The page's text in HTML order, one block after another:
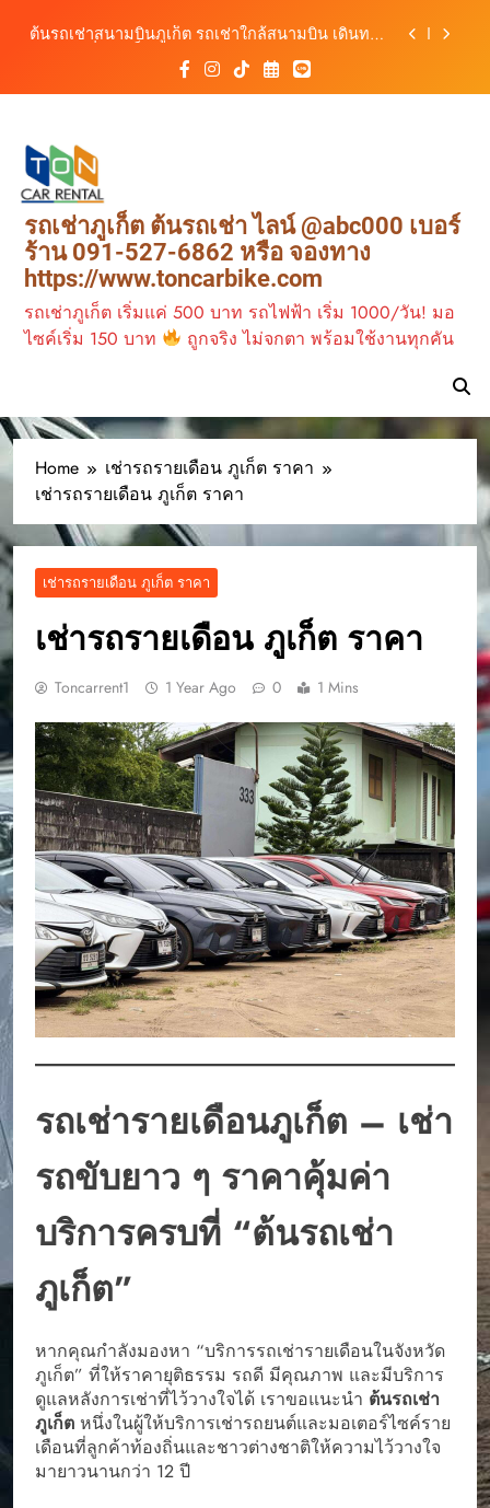
รถเช่าภูเก็ต มอเตอร์ไซค์ ทางเลือกเดินทางง่าย เที่ยว
ต้นรถเช่าภูเก็ต รถเช่าราคาคุ้ม ใกล้สนามบิน มีรถให้
เลือกหลากหลาย พร้อมบริการ 24 ชั่วโมง
ต้นรถเช่าภูเก็ตอธิบายให้เข้าใจง่าย
ต้นรถเช่าสนามบินภูเก็ต รถเช่าใกล้สนามบิน เดินทาง
สะดวก เที่ยวภูเก็ตได้อย่างอิสระ
รถเช่าภูเก็ต มอเตอร์ไซค์ ทางเลือกเดินทางง่าย เที่ยว
ภูเก็ตคล่องตัว กับต้นรถเช่าภูเก็ต
ต้นรถเช่าภูเก็ต รถเช่าราคาคุ้ม ใกล้สนามบิน มีรถให้
เลือกหลากหลาย พร้อมบริการ 24 ชั่วโมง
รถเช่าภูเก็ต ต้นรถเช่า ไลน์ @abc000 เบอร์
ร้าน 091-527-6862 หรือ จองทาง
https://www.toncarbike.com
รถเช่าภูเก็ต เริ่มแค่ 500 บาท รถไฟฟ้า เริ่ม 1000/วัน! มอ
ไซค์เริ่ม 150 บาท
ถูกจริง ไม่จกตา พร้อมใช้งานทุกคัน
Home
เช่ารถรายเดือน ภูเก็ต ราคา
เช่ารถรายเดือน ภูเก็ต ราคา
เช่ารถรายเดือน ภูเก็ต ราคา
เช่ารถรายเดือน ภูเก็ต ราคา
Toncarrent1 1 Year Ago 0 1 Mins
รถเช่ารายเดือนภูเก็ต – เช่า
รถขับยาว ๆ ราคาคุ้มค่า
บริการครบที่ “ต้นรถเช่า
ภูเก็ต”
หากคุณกำลังมองหา “บริการรถเช่ารายเดือนในจังหวัด
ภูเก็ต” ที่ให้ราคายุติธรรม รถดี มีคุณภาพ และมีบริการ
ดูแลหลังการเช่าที่ไว้วางใจได้ เราขอแนะนำ ต้นรถเช่า
ภูเก็ต หนึ่งในผู้ให้บริการเช่ารถยนต์และมอเตอร์ไซค์ราย
เดือนที่ลูกค้าท้องถิ่นและชาวต่างชาติให้ความไว้วางใจ
มายาวนานกว่า 12 ปี